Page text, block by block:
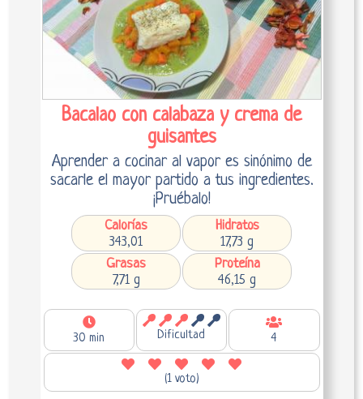
Bacalao con calabaza y crema de
guisantes
Aprender a cocinar al vapor es sinónimo de
sacarle el mayor partido a tus ingredientes.
¡Pruébalo!
Calorías
343,01
Hidratos
17,73 g
Grasas
7,71 g
Proteína
46,15 g
30 min Dificultad 4
(1 voto)